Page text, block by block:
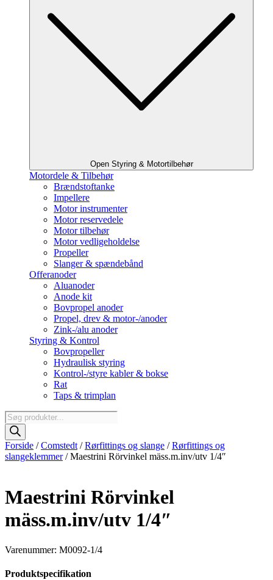
Open Styring & Motortilbehør
Motordele & Tilbehør
Brændstoftanke
Impellere
Motor instrumenter
Motor reservedele
Motor tilbehør
Motor vedligeholdelse
Propeller
Slanger & spændebånd
Offeranoder
Aluanoder
Anode kit
Bovpropel anoder
Propel, drev & motor-/anoder
Zink-/alu anoder
Styring & Kontrol
Bovpropeller
Hydraulisk styring
Kontrol-/styre kabler & bokse
Rat
Taps & trimplan
Products
search
Forside /Comstedt /Rørfittings og slange /Rørfittings og
slangeklemmer/ Maestrini Rörvinkel mäss.m.inv/utv 1/4″
Maestrini Rörvinkel
mäss.m.inv/utv 1/4″
Varenummer: M0092-1/4
Produktspecifikation